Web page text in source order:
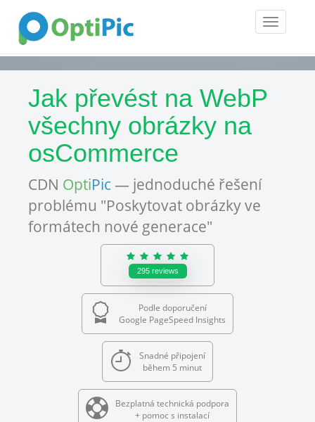
Toggle
Jak převést na WebP
všechny obrázky na
osCommerce
CDN OptiPic — jednoduché řešení
problému "Poskytovat obrázky ve
formátech nové generace"
295 reviews
Podle doporučení
Google PageSpeed Insights
Snadné připojení
během 5 minut
Bezplatná technická podpora
+ pomoc s instalací